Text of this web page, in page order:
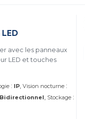
avec les panneaux
: IP Vision nocturne :
Bidirectionnel Stockage :